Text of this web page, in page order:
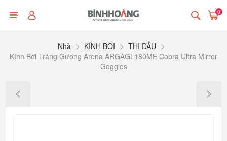
0
Nhà KÍNH BƠI
THI ĐẤU
Kính Bơi Tráng Gương Arena ARGAGL180ME Cobra Ultra Mirror
Goggles